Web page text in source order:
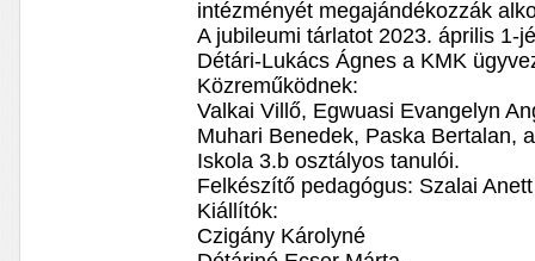
intézményét megajándékozzák
A jubileumi tárlatot 2023. április 1-
Détári-Lukács Ágnes a KMK
Közreműködnek:
Valkai Villő, Egwuasi Evangelyn
Muhari Benedek, Paska Bertalan,
Iskola 3.b osztályos tanulói.
Felkészítő pedagógus: Szalai Anett
Kiállítók:
Czigány Károlyné